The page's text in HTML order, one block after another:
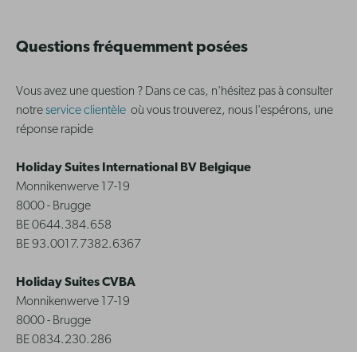
Questions fréquemment posées
Vous avez une question ? Dans ce cas, n'hésitez pas à consulter
notreservice clientèle où vous trouverez, nous l'espérons, une
réponse rapide
Holiday Suites International BV Belgique
Monnikenwerve 17-19
8000 - Brugge
BE 0644.384.658
BE 93.0017.7382.6367
Holiday Suites CVBA
Monnikenwerve 17-19
8000 - Brugge
BE 0834.230.286